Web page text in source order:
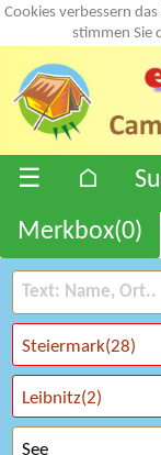
Cookies verbessern
stimmen Sie
☰ ⌂
Merkbox(0)